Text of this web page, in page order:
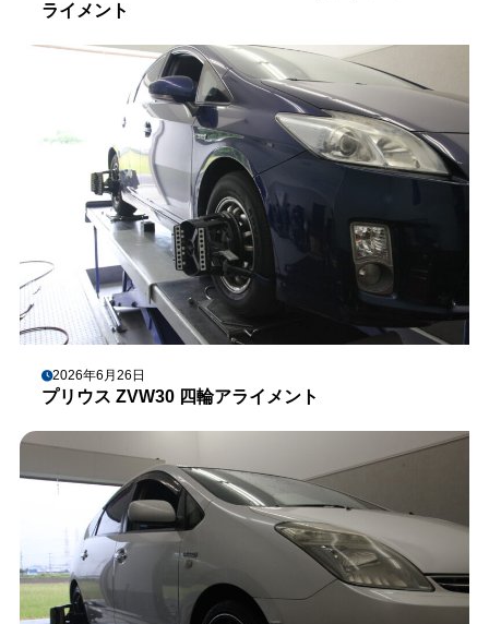
ライメント
2026年6月26日
プリウス ZVW30 四輪アライメント